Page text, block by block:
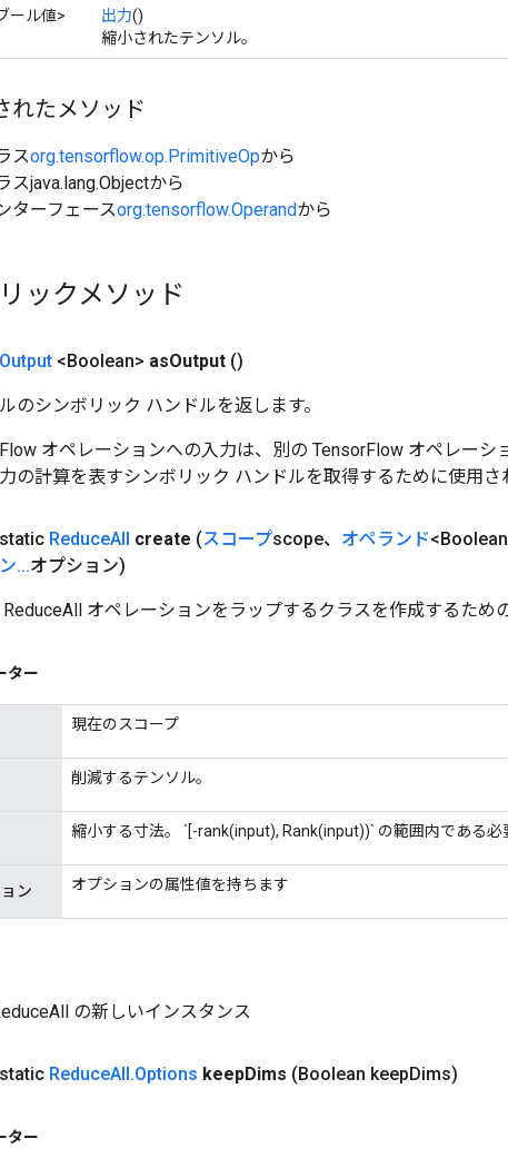
ール値> 出力()
縮小されたテンソル。
れたメソッド
スorg.tensorflow.op.PrimitiveOpから
スjava.lang.Objectから
ターフェースorg.tensorflow.Operandから
ックメソッド
Output <Boolean> asOutput ()
のシンボリック ハンドルを返します。
オペレーションへの入力は、別の TensorFlow オペレーシ
の計算を表すシンボリック ハンドルを取得するために使用さ
ReduceAll create (スコープscope、 オペランド
...オプション)
オペレーションをラップするクラスを作成するため
ター
現在のスコープ
削減するテンソル。
縮小する寸法。 `[-rank(input), Rank(input))` の範囲内である必
ン オプションの属性値を持ちます
の新しいインスタンス
ReduceAll.Options keepDims (Boolean keepDims)
ター